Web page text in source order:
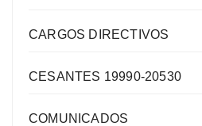
CARGOS DIRECTIVOS
CESANTES 19990-20530
COMUNICADOS